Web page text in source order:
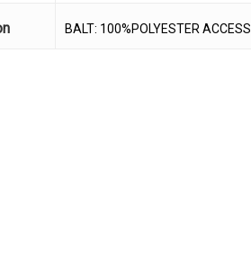
προϊόν στο
BALT: 100%POLYESTER